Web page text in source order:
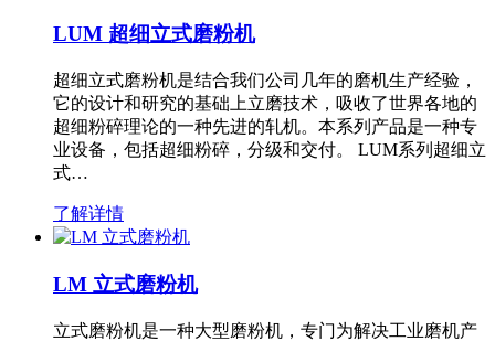
LUM 超细立式磨粉机
超细立式磨粉机是结合我们公司几年的磨机生产经验，
它的设计和研究的基础上立磨技术，吸收了世界各地的
超细粉碎理论的一种先进的轧机。本系列产品是一种专
业设备，包括超细粉碎，分级和交付。 LUM系列超细立
式…
了解详情
LM 立式磨粉机
立式磨粉机是一种大型磨粉机，专门为解决工业磨机产